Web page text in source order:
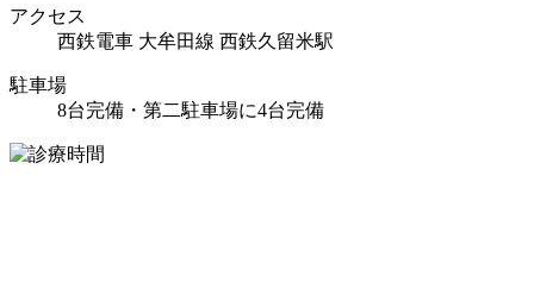
アクセス
西鉄電車 大牟田線 西鉄久留米駅
駐車場
8台完備・第二駐車場に4台完備